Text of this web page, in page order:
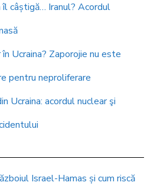
îl câștigă… Iranul? Acordul
Ucraina? Zaporojie nu este
pentru neproliferare
Ucraina: acordul nuclear şi
Israel-Hamas și cum riscă